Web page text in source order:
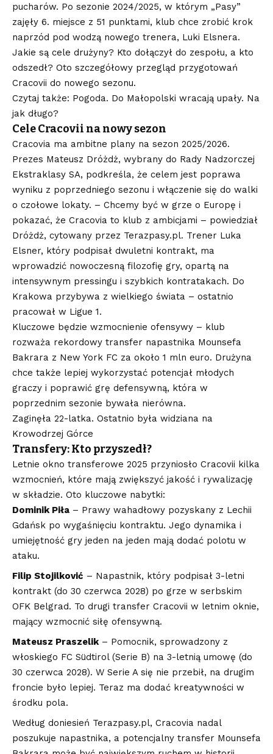
pucharów. Po sezonie 2024/2025, w którym „Pasy”
zajęły 6. miejsce z 51 punktami, klub chce zrobić krok
naprzód pod wodzą nowego trenera, Luki Elsnera.
Jakie są cele drużyny? Kto dołączył do zespołu, a kto
odszedł? Oto szczegółowy przegląd przygotowań
Cracovii do nowego sezonu.
Czytaj także: Pogoda. Do Małopolski wracają upały. Na
jak długo?
Cele Cracovii na nowy sezon
Cracovia ma ambitne plany na sezon 2025/2026.
Prezes Mateusz Dróżdż, wybrany do Rady Nadzorczej
Ekstraklasy SA, podkreśla, że celem jest poprawa
wyniku z poprzedniego sezonu i włączenie się do walki
o czołowe lokaty. – Chcemy być w grze o Europę i
pokazać, że Cracovia to klub z ambicjami – powiedział
Dróżdż, cytowany przez Terazpasy.pl. Trener Luka
Elsner, który podpisał dwuletni kontrakt, ma
wprowadzić nowoczesną filozofię gry, opartą na
intensywnym pressingu i szybkich kontratakach. Do
Krakowa przybywa z wielkiego świata – ostatnio
pracował w Ligue 1.
Kluczowe będzie wzmocnienie ofensywy – klub
rozważa rekordowy transfer napastnika Mounsefa
Bakrara z New York FC za około 1 mln euro. Drużyna
chce także lepiej wykorzystać potencjał młodych
graczy i poprawić grę defensywną, która w
poprzednim sezonie bywała nierówna.
Zaginęła 22-latka. Ostatnio była widziana na
Krowodrzej Górce
Transfery: Kto przyszedł?
Letnie okno transferowe 2025 przyniosło Cracovii kilka
wzmocnień, które mają zwiększyć jakość i rywalizację
w składzie. Oto kluczowe nabytki:
Dominik Piła – Prawy wahadłowy pozyskany z Lechii
Gdańsk po wygaśnięciu kontraktu. Jego dynamika i
umiejętność gry jeden na jeden mają dodać polotu w
ataku.
Filip Stojilković – Napastnik, który podpisał 3-letni
kontrakt (do 30 czerwca 2028) po grze w serbskim
OFK Belgrad. To drugi transfer Cracovii w letnim oknie,
mający wzmocnić siłę ofensywną.
Mateusz Praszelik– Pomocnik, sprowadzony z
włoskiego FC Südtirol (Serie B) na 3-letnią umowę (do
30 czerwca 2028). W Serie A się nie przebił, na drugim
froncie było lepiej. Teraz ma dodać kreatywności w
środku pola.
Według doniesień Terazpasy.pl, Cracovia nadal
poszukuje napastnika, a potencjalny transfer Mounsefa